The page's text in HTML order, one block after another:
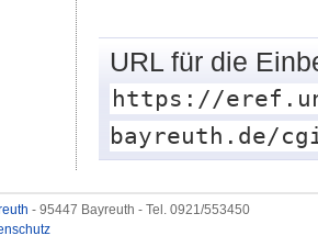
URL für die
https://
bayreuth.de/
- 95447 Bayreuth - Tel. 0921/553450